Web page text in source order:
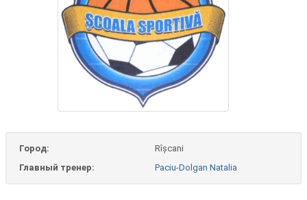
Город:
Rîșcani
Главный тренер:
Paciu-Dolgan Natalia